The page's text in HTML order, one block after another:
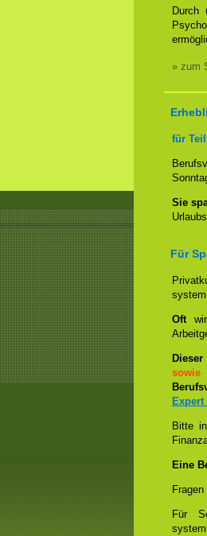
Durch
» zum
für
Sie
Für
Oft
Bitte
Eine
Für